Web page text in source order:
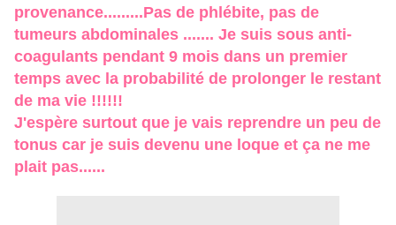
provenance.........Pas de phlébite, pas de
tumeurs abdominales ....... Je suis sous anti-
coagulants pendant 9 mois dans un premier
temps avec la probabilité de prolonger le restant
de ma vie !!!!!!
J'espère surtout que je vais reprendre un peu de
tonus car je suis devenu une loque et ça ne me
plait pas......